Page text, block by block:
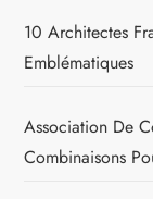
10 Architectes
Emblématiques
Association De
Combinaisons